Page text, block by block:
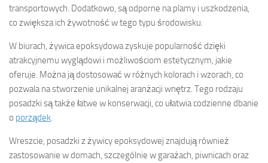
transportowych. Dodatkowo, są odporne na plamy i uszkodzenia,
co zwiększa ich żywotność w tego typu środowisku.
W biurach, żywica epoksydowa zyskuje popularność dzięki
atrakcyjnemu wyglądowi i możliwościom estetycznym, jakie
oferuje. Można ją dostosować w różnych kolorach i wzorach, co
pozwala na stworzenie unikalnej aranżacji wnętrz. Tego rodzaju
posadzki są także łatwe w konserwacji, co ułatwia codzienne dbanie
o porządek.
Wreszcie, posadzki z żywicy epoksydowej znajdują również
zastosowanie w domach, szczególnie w garażach, piwnicach oraz